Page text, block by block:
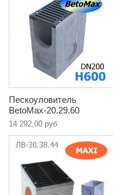
Пескоуловитель
BetoMax-20.29.60
14 292,00 руб